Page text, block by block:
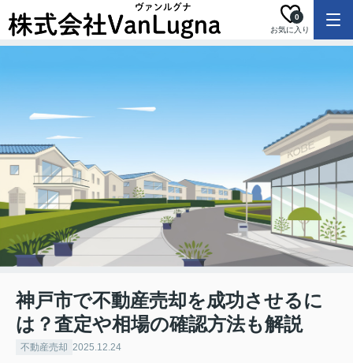
お気に入り
0
神戸市で不動産売却を成功させるに
は？査定や相場の確認方法も解説
不動産売却 2025.12.24